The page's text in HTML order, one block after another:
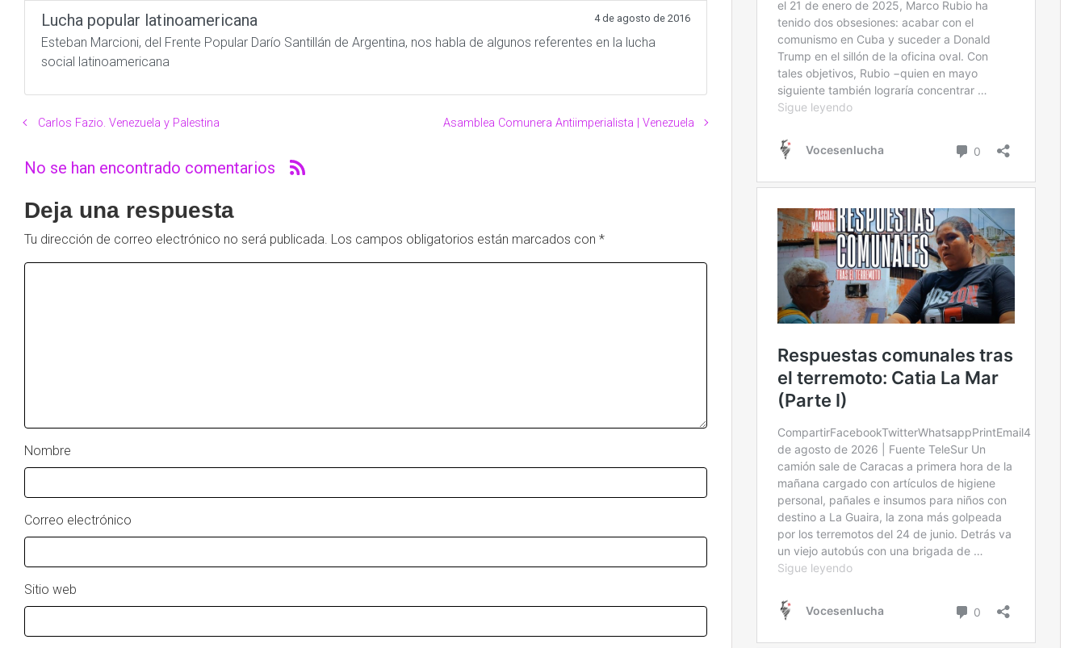
Lucha popular latinoamericana 4 de agosto de 2016
Esteban Marcioni, del Frente Popular Darío Santillán de Argentina, nos habla de algunos referentes en la lucha
social latinoamericana
Carlos Fazio. Venezuela y Palestina Asamblea Comunera Antiimperialista | Venezuela
No se han encontrado comentarios
Deja una respuesta
Tu dirección de correo electrónico no será publicada. Los campos obligatorios están marcados con *
Nombre
Correo electrónico
Sitio web